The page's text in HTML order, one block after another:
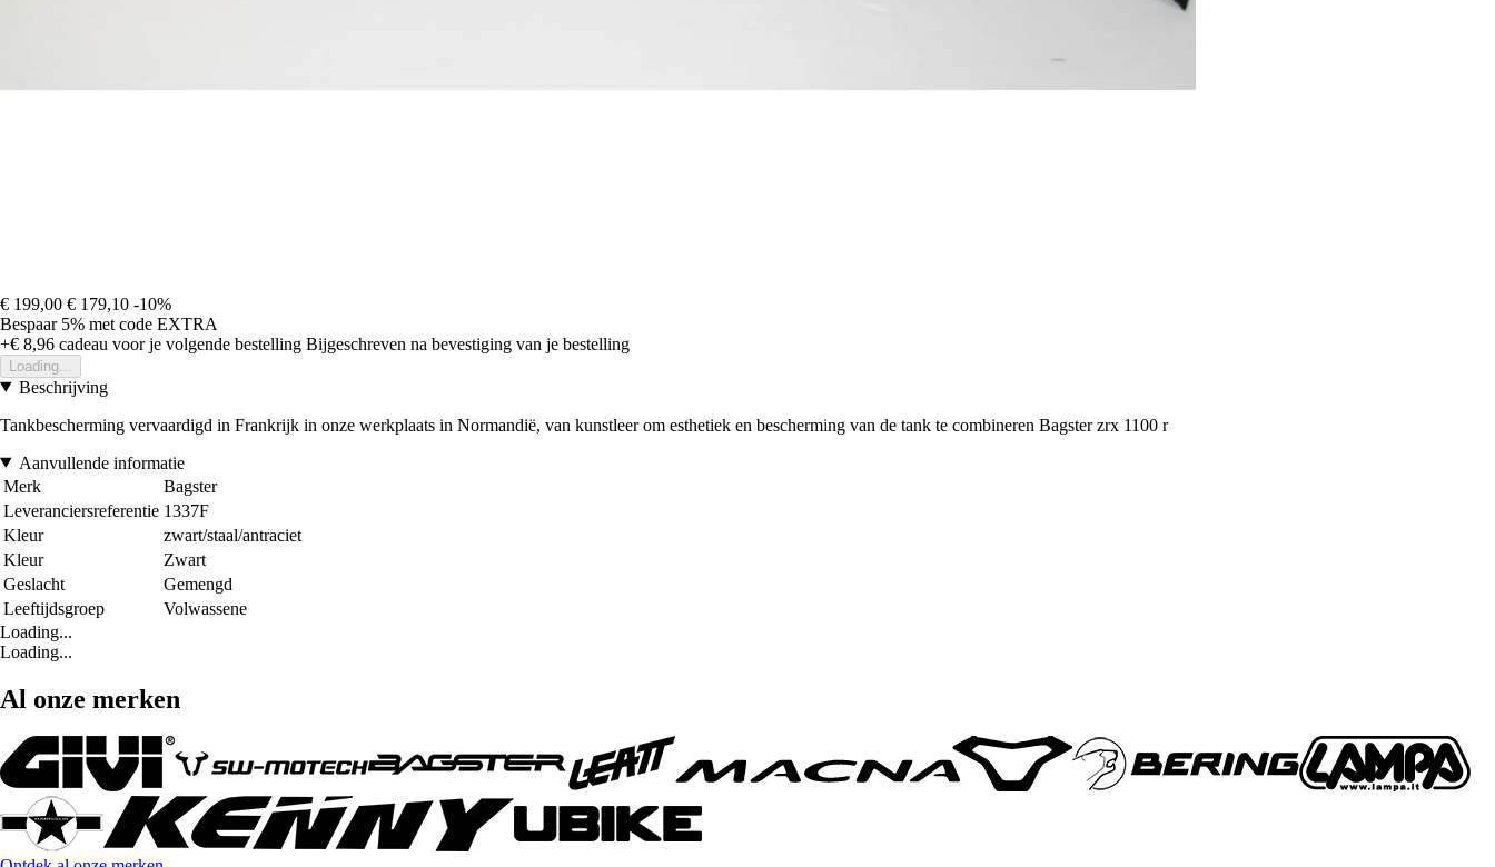
€ 199,00 € 179,10 -10%
Bespaar 5% met code EXTRA
+€ 8,96 cadeau voor je volgende bestelling Bijgeschreven na bevestiging van je bestelling
Loading...
Beschrijving
Tankbescherming vervaardigd in Frankrijk in onze werkplaats in Normandië, van kunstleer om esthetiek en bescherming van de tank te combineren Bagster zrx 1100 r
Aanvullende informatie
Merk
Bagster
Leveranciersreferentie 1337F
Kleur
zwart/staal/antraciet
Kleur
Zwart
Geslacht
Gemengd
Leeftijdsgroep
Volwassene
Loading...
Loading...
Al onze merken